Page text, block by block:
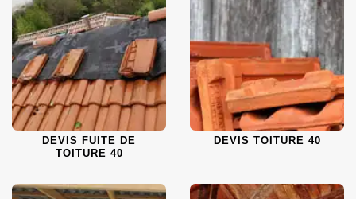
DEVIS FUITE DE
TOITURE 40
DEVIS TOITURE 40